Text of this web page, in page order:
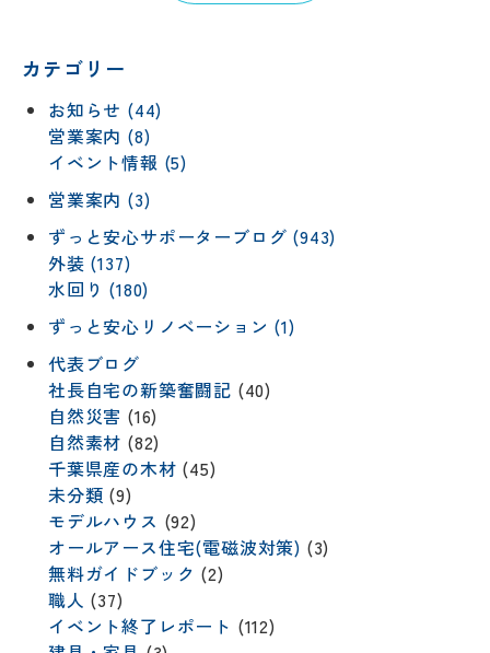
カテゴリー
お知らせ (44)
営業案内 (8)
イベント情報 (5)
営業案内 (3)
ずっと安心サポーターブログ (943)
外装 (137)
水回り (180)
ずっと安心リノベーション (1)
代表ブログ
社長自宅の新築奮闘記 (40)
自然災害 (16)
自然素材 (82)
千葉県産の木材 (45)
未分類 (9)
モデルハウス (92)
オールアース住宅(電磁波対策) (3)
無料ガイドブック (2)
職人 (37)
イベント終了レポート (112)